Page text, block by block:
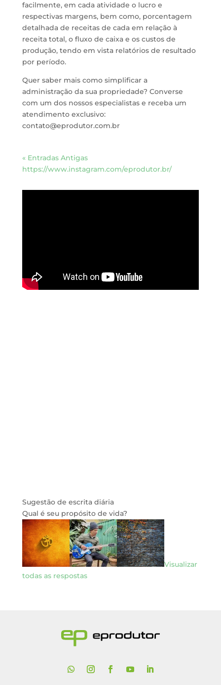
facilmente, em cada atividade o lucro e
respectivas margens, bem como, porcentagem
detalhada de receitas de cada em relação à
receita total, o fluxo de caixa e os custos de
produção, tendo em vista relatórios de resultado
por período.
Quer saber mais como simplificar a
administração da sua propriedade? Converse
com um dos nossos especialistas e receba um
atendimento exclusivo:
contato@eprodutor.com.br
« Entradas Antigas
https://www.instagram.com/eprodutor.br/
Sugestão de escrita diária
Qual é seu propósito de vida?
Visualizar
todas as respostas